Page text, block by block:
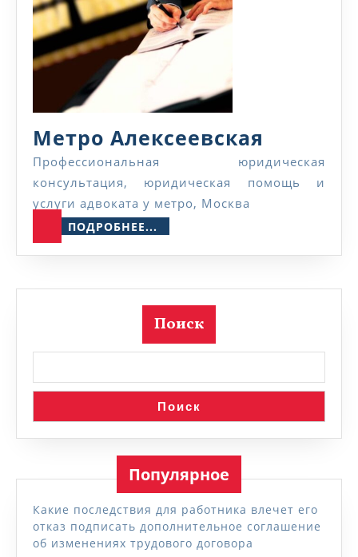
Метро Алексеевская
Профессиональная юридическая
консультация, юридическая помощь и
услуги адвоката у метро, Москва
ПОДРОБНЕЕ...
Поиск
Поиск
Популярное
Какие последствия для работника влечет его
отказ подписать дополнительное соглашение
об изменениях трудового договора